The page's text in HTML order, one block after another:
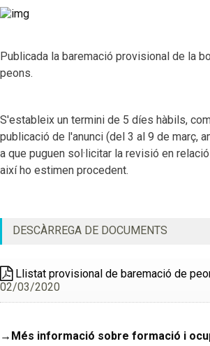
Publicada la baremació provisional de la
peons.
S'estableix un termini de 5 díes hàbils,
publicació de l'anunci (del 3 al 9 de març,
a que puguen sol·licitar la revisió en
així ho estimen procedent.
DESCÀRREGA DE DOCUMENTS
Llistat provisional de baremació de
02/03/2020
→Més informació sobre formació i